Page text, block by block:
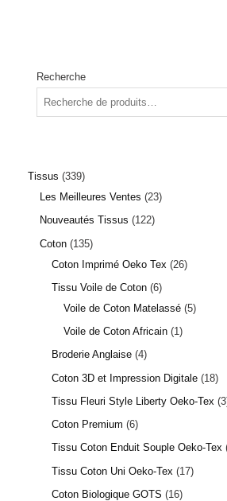
1 avis
Recherche
Tissus 339
Les Meilleures Ventes 23
Nouveautés Tissus
122
Coton 135
Coton Imprimé Oeko Tex
26
Tissu Voile de Coton 6
Voile de Coton Matelassé 5
Voile de Coton Africain 1
Broderie Anglaise 4
Coton 3D et Impression Digitale 18
Tissu Fleuri Style Liberty Oeko-Tex 3
Coton Premium 6
Tissu Coton Enduit Souple Oeko-Tex
Tissu Coton Uni Oeko-Tex
17
Coton Biologique GOTS
16